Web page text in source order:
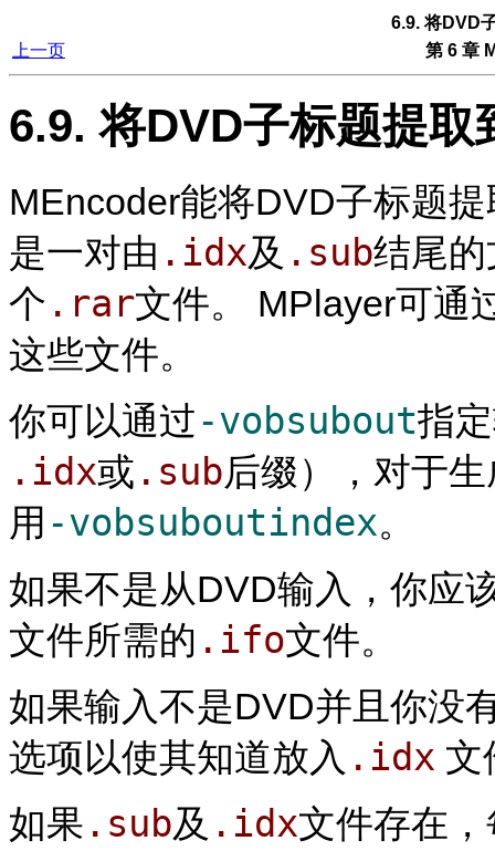
6.9. 将DVD
上一页
第 6 章
6.9. 将DVD子标题提
MEncoder能将DVD子标题
是一对由 .idx及 .sub结尾
个 .rar文件。 MPlayer可通
这些文件。
你可以通过-vobsubout指
.idx或 .sub后缀），对于
用 -vobsuboutindex。
如果不是从DVD输入，你应
文件所需的 .ifo文件。
如果输入不是DVD并且你没
选项以使其知道放入 .idx 文
如果 .sub及 .idx文件存在